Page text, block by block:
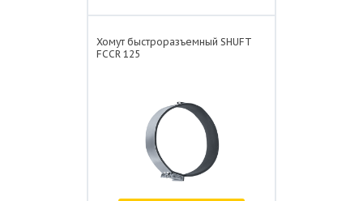
Хомут быстроразъемный SHUFT
FCCR 125